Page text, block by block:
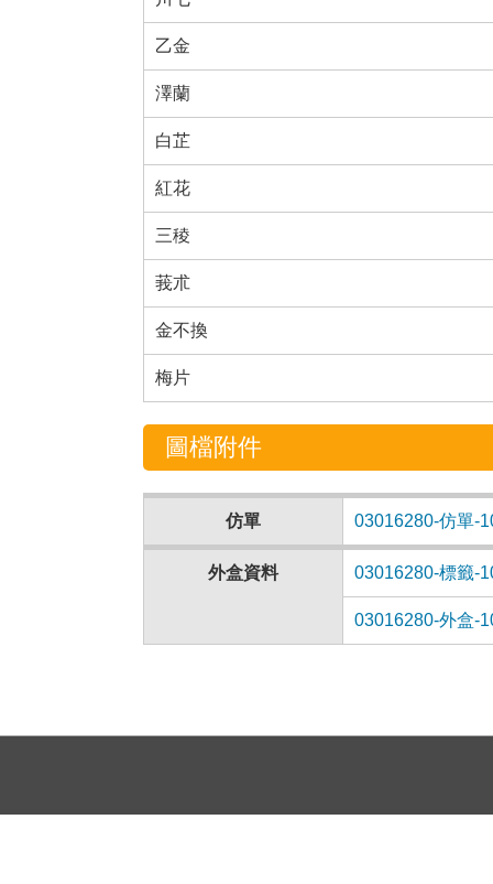
乙金
澤蘭
白芷
紅花
三稜
莪朮
金不換
梅片
圖檔附件
仿單 03016280-仿單-
外盒資料 03016280-標籤-
03016280-外盒-